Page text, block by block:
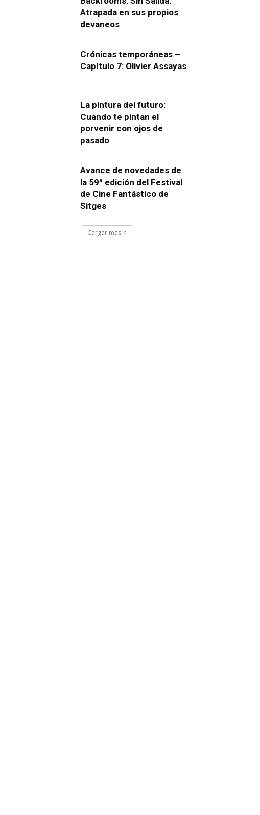
Atrapada en sus propios
devaneos
Crónicas temporáneas –
Capítulo 7: Olivier Assayas
La pintura del futuro:
Cuando te pintan el
porvenir con ojos de
pasado
Avance de novedades de
la 59ª edición del Festival
de Cine Fantástico de
Sitges
Cargar más